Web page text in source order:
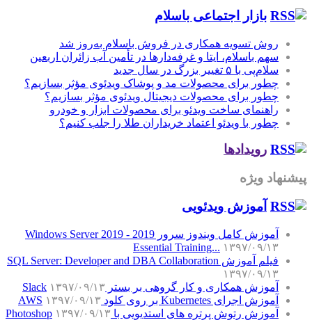
بازار اجتماعی باسلام
روش تسویه همکاری در فروش باسلام به‌روز شد
سهم باسلام، ایتا و غرفه‌دارها در تأمین آب زائران اربعین
سلام‌پی با ۵ تغییر بزرگ در سال جدید
چطور برای محصولات مد و پوشاک ویدئوی مؤثر بسازیم؟
چطور برای محصولات دیجیتال ویدئوی مؤثر بسازیم؟
راهنمای ساخت ویدئو برای محصولات ابزار و خودرو
چطور با ویدئو اعتماد خریداران طلا را جلب کنیم؟
رویدادها
پیشنهاد ویژه
آموزش‌ ویدئویی
آموزش کامل ویندوز سرور 2019 - Windows Server 2019
Essential Training... ۱۳۹۷/۰۹/۱۳
فیلم آموزش SQL Server: Developer and DBA Collaboration
۱۳۹۷/۰۹/۱۳
آموزش همکاری و کار گروهی بر بستر Slack ۱۳۹۷/۰۹/۱۳
آموزش اجرای Kubernetes بر روی کلود AWS
۱۳۹۷/۰۹/۱۳
آموزش رتوش پرتره های استدیویی با Photoshop ۱۳۹۷/۰۹/۱۳